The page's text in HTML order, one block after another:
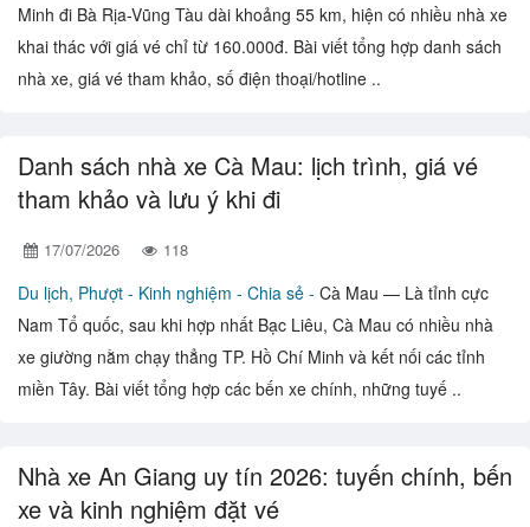
Minh đi Bà Rịa-Vũng Tàu dài khoảng 55 km, hiện có nhiều nhà xe
khai thác với giá vé chỉ từ 160.000đ. Bài viết tổng hợp danh sách
nhà xe, giá vé tham khảo, số điện thoại/hotline ..
Danh sách nhà xe Cà Mau: lịch trình, giá vé
tham khảo và lưu ý khi đi
17/07/2026 118
Du lịch, Phượt - Kinh nghiệm - Chia sẻ - Cà Mau — Là tỉnh cực
Nam Tổ quốc, sau khi hợp nhất Bạc Liêu, Cà Mau có nhiều nhà
xe giường nằm chạy thẳng TP. Hồ Chí Minh và kết nối các tỉnh
miền Tây. Bài viết tổng hợp các bến xe chính, những tuyế ..
Nhà xe An Giang uy tín 2026: tuyến chính, bến
xe và kinh nghiệm đặt vé